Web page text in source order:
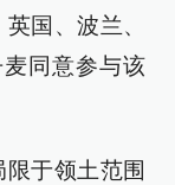
国、波兰、
同意参与该
于领土范围